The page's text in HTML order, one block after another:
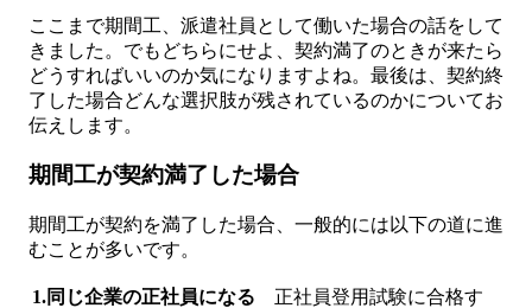
ここまで期間工、派遣社員として働いた場合の話をして
きました。でもどちらにせよ、契約満了のときが来たら
どうすればいいのか気になりますよね。最後は、契約終
了した場合どんな選択肢が残されているのかについてお
伝えします。
期間工が契約満了した場合
期間工が契約を満了した場合、一般的には以下の道に進
むことが多いです。
1.同じ企業の正社員になる 正社員登用試験に合格す